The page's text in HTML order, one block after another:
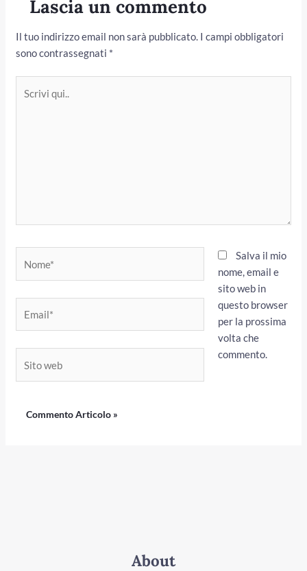
Lascia un commento
Il tuo indirizzo email non sarà pubblicato. I campi obbligatori
sono contrassegnati *
qui..
web
Salva il mio
nome, email e
sito web in
questo browser
per la prossima
volta che
commento.
About